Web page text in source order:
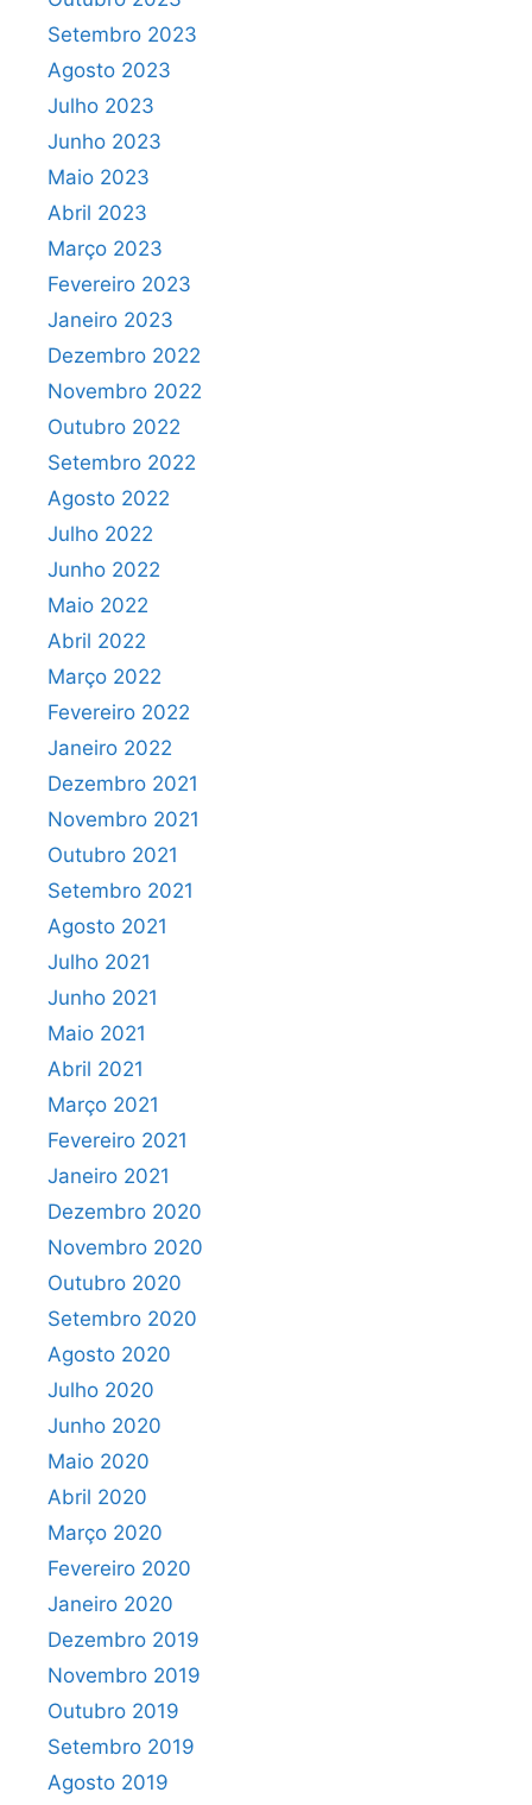
Setembro 2023
Agosto 2023
Julho 2023
Junho 2023
Maio 2023
Abril 2023
Março 2023
Fevereiro 2023
Janeiro 2023
Dezembro 2022
Novembro 2022
Outubro 2022
Setembro 2022
Agosto 2022
Julho 2022
Junho 2022
Maio 2022
Abril 2022
Março 2022
Fevereiro 2022
Janeiro 2022
Dezembro 2021
Novembro 2021
Outubro 2021
Setembro 2021
Agosto 2021
Julho 2021
Junho 2021
Maio 2021
Abril 2021
Março 2021
Fevereiro 2021
Janeiro 2021
Dezembro 2020
Novembro 2020
Outubro 2020
Setembro 2020
Agosto 2020
Julho 2020
Junho 2020
Maio 2020
Abril 2020
Março 2020
Fevereiro 2020
Janeiro 2020
Dezembro 2019
Novembro 2019
Outubro 2019
Setembro 2019
Agosto 2019